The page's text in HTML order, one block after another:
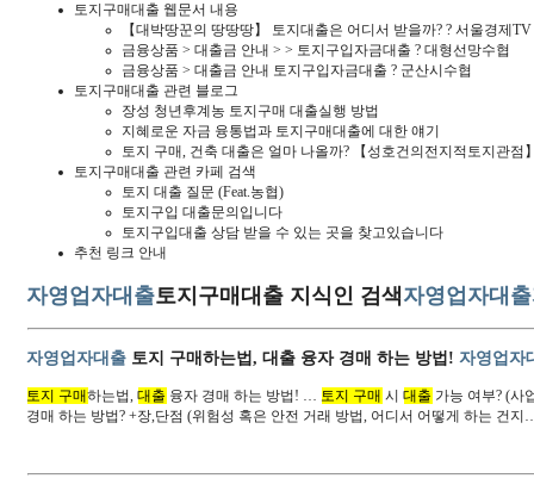
토지구매대출 웹문서 내용
【대박땅꾼의 땅땅땅】 토지대출은 어디서 받을까? ? 서울경제TV
금융상품 > 대출금 안내 > > 토지구입자금대출 ? 대형선망수협
금융상품 > 대출금 안내 토지구입자금대출 ? 군산시수협
토지구매대출 관련 블로그
장성 청년후계농 토지구매 대출실행 방법
지혜로운 자금 융통법과 토지구매대출에 대한 얘기
토지 구매, 건축 대출은 얼마 나올까? 【성호건의전지적토지관점
토지구매대출 관련 카페 검색
토지 대출 질문 (Feat.농협)
토지구입 대출문의입니다
토지구입대출 상담 받을 수 있는 곳을 찾고있습니다
추천 링크 안내
자영업자대출토지구매대출 지식인 검색자영업자대출
자영업자대출 토지 구매하는법, 대출 융자 경매 하는 방법!자영업자
토지 구매하는법,대출 융자 경매 하는 방법! … 토지 구매 시대출 가능 여부? (사
경매 하는 방법? +장,단점 (위험성 혹은 안전 거래 방법, 어디서 어떻게 하는 건지